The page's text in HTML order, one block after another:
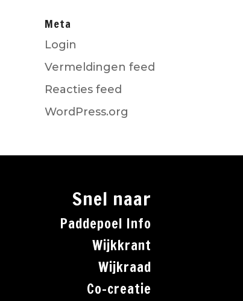
Meta
Login
Vermeldingen feed
Reacties feed
WordPress.org
Snel naar
Paddepoel Info
Wijkkrant
Wijkraad
Co-creatie